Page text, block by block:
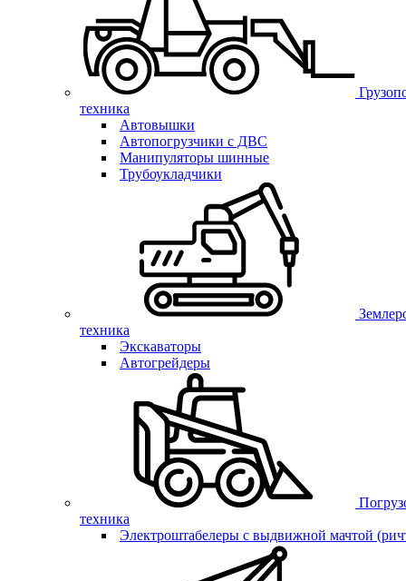
техника
Автовышки
Автопогрузчики с ДВС
Манипуляторы шинные
Трубоукладчики
техника
Экскаваторы
Автогрейдеры
техника
Электроштабелеры с выдвижной мачтой